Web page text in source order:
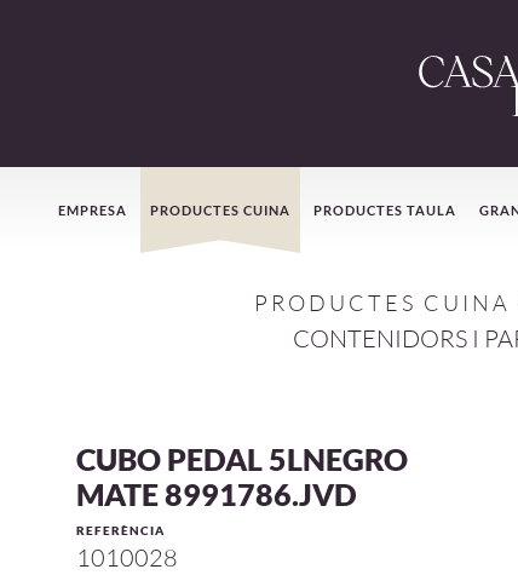
MenúEMPRESA PRODUCTES CUINA PRODUCTES TAULA
PRODUCTES CUINA
CONTENIDORS I
CUBO PEDAL 5LNEGRO
MATE 8991786.JVD
REFERÈNCIA
1010028